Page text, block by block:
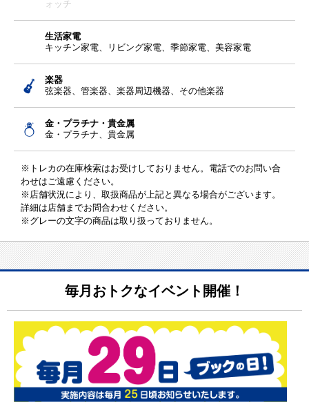
ォッチ
生活家電
キッチン家電、リビング家電、季節家電、美容家電
楽器
弦楽器、管楽器、楽器周辺機器、その他楽器
金・プラチナ・貴金属
金・プラチナ、貴金属
※トレカの在庫検索はお受けしておりません。電話でのお問い合
わせはご遠慮ください。
※店舗状況により、取扱商品が上記と異なる場合がございます。
詳細は店舗までお問合わせください。
※グレーの文字の商品は取り扱っておりません。
毎月おトクなイベント開催！